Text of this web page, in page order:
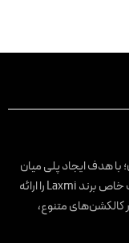
هدف ایجاد پلی میان
شما و برند لوکس و اصیل مورد علاقه‌تان، محصولات خاص برند Laxmi را ارائه
متنوع،